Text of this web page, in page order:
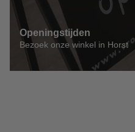
Openingstijden
Bezoek onze winkel in Horst